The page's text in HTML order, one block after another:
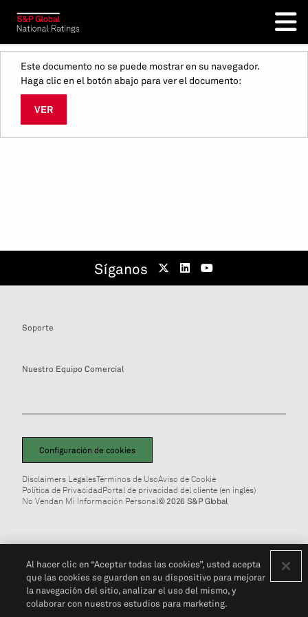
Este documento no se puede mostrar en su navegador.
Haga clic en el botón abajo para ver el documento:
VER
Síganos
Soporte
Nuestro Equipo Comercial
Configuración de cookies
Disclaimers LegalesTérminos de UsoAviso de Cookie
Política de PrivacidadPortal de privacidad del cliente (en inglés)
No Vendan Mi Información Personal© 2026 S&P Global
Al hacer clic en “Aceptar todas las cookies”, usted acepta
que las cookies se guarden en su dispositivo para mejorar
la navegación del sitio, analizar el uso del mismo, y
colaborar con nuestros estudios para marketing.